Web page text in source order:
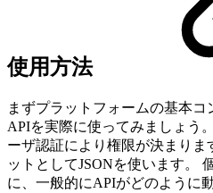
使用方法
まずプラットフォームの基本コ
APIを実際に使ってみましょう
ーザ認証により権限が決まり
ットとしてJSONを使います。
に、一般的にAPIがどのように